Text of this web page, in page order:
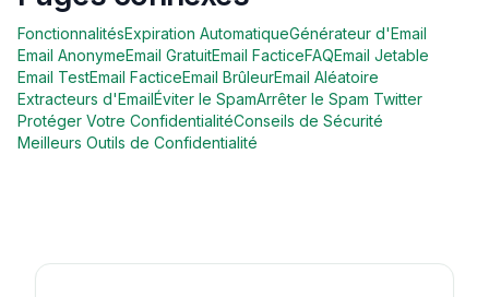
FonctionnalitésExpiration AutomatiqueGénérateur d'Email
Email AnonymeEmail GratuitEmail FacticeFAQEmail Jetable
Email TestEmail FacticeEmail BrûleurEmail Aléatoire
Extracteurs d'EmailÉviter le SpamArrêter le Spam Twitter
Protéger Votre ConfidentialitéConseils de Sécurité
Meilleurs Outils de Confidentialité